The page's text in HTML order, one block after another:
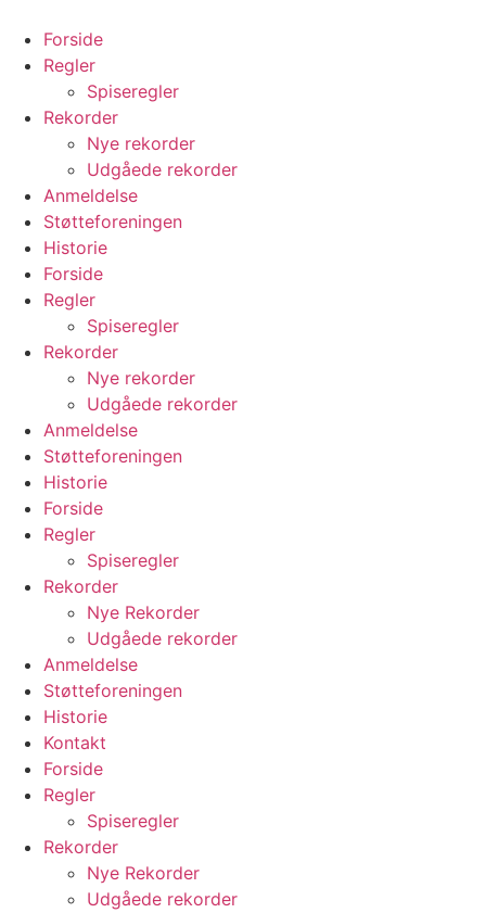
indhold
Forside
Regler
Spiseregler
Rekorder
Nye rekorder
Udgåede rekorder
Anmeldelse
Støtteforeningen
Historie
Forside
Regler
Spiseregler
Rekorder
Nye rekorder
Udgåede rekorder
Anmeldelse
Støtteforeningen
Historie
Forside
Regler
Spiseregler
Rekorder
Nye Rekorder
Udgåede rekorder
Anmeldelse
Støtteforeningen
Historie
Kontakt
Forside
Regler
Spiseregler
Rekorder
Nye Rekorder
Udgåede rekorder